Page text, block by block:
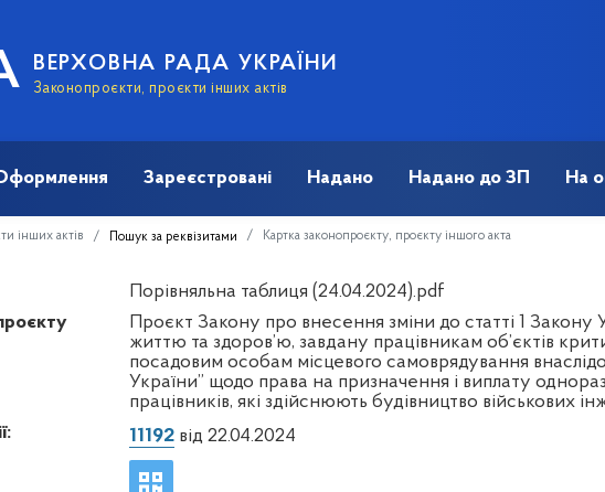
ВЕРХОВНА РАДА УКРАЇНИ
Законопроєкти, проєкти інших актів
Зареєстровані Надано Надано до ЗП На
інших актів Пошук за реквізитами Картка законопроєкту, проєкту іншого акта
Порівняльна таблиця (24.04.2024).pdf
Проєкт Закону про внесення зміни до статті 1
життю та здоров’ю, завдану працівникам об’єктів
посадовим особам місцевого самоврядування
України” щодо права на призначення і виплату
працівників, які здійснюють будівництво військових
11192від 22.04.2024